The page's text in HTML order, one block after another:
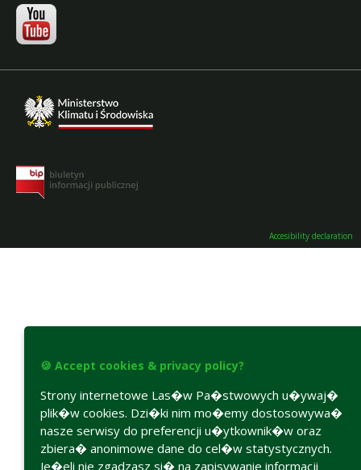
Accesibility declaration
🍪 Accept cookies & privacy policy?
Strony internetowe Las�w Pa�stwowych u�ywaj�
plik�w cookies. Dzi�ki nim mo�emy dostosowywa�
nasze serwisy do preferencji u�ytkownik�w oraz
zbiera� anonimowe dane do cel�w statystycznych.
Je�eli nie zgadzasz si� na zapisywanie informacji